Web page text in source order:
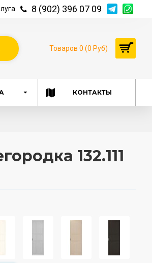
8 (902) 396 07 09
Товаров 0 (0 Руб)
КОНТАКТЫ
132.111